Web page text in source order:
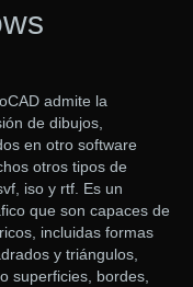
admite la
de dibujos,
en otro software
otros tipos de
iso y rtf. Es un
que son capaces de
incluidas formas
y triángulos,
superficies, bordes,